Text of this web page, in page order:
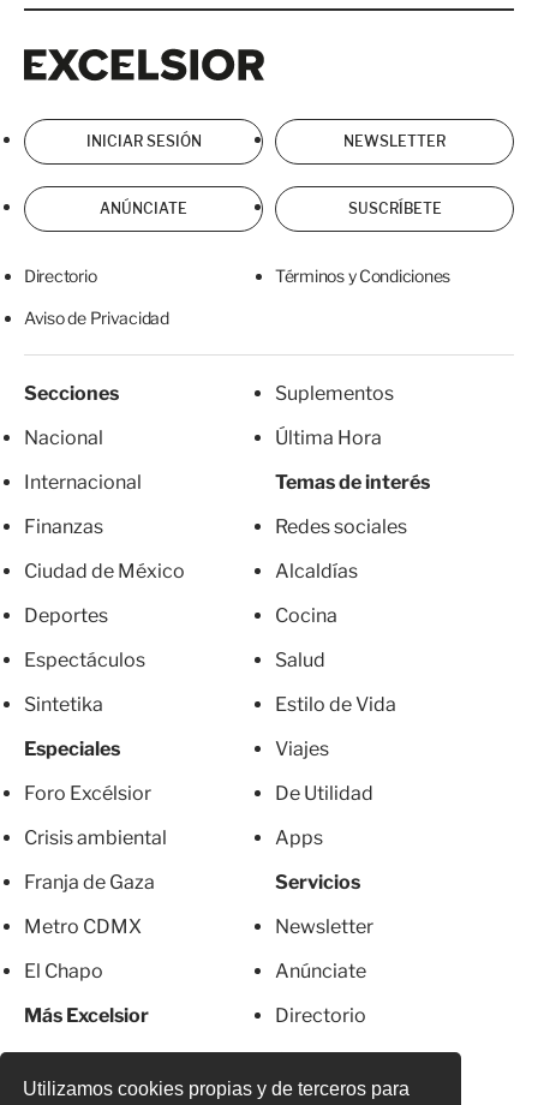
Utilizamos cookies propias y de terceros para
INICIAR SESIÓN NEWSLETTER
ANÚNCIATE SUSCRÍBETE
Directorio Términos y Condiciones
Aviso de Privacidad
Secciones
Nacional
Internacional
Finanzas
Ciudad de México
Deportes
Espectáculos
Sintetika
Especiales
Foro Excélsior
Crisis ambiental
Franja de Gaza
Metro CDMX
El Chapo
Más Excelsior
Suplementos
Última Hora
Temas de interés
Redes sociales
Alcaldías
Cocina
Salud
Estilo de Vida
Viajes
De Utilidad
Apps
Servicios
Newsletter
Anúnciate
Directorio